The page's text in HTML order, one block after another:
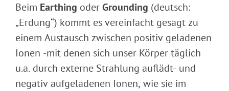
Beim Earthing oderGrounding (deutsch:
„Erdung“) kommt es vereinfacht gesagt zu
einem Austausch zwischen positiv geladenen
Ionen -mit denen sich unser Körper täglich
u.a. durch externe Strahlung auflädt- und
negativ aufgeladenen Ionen, wie sie im